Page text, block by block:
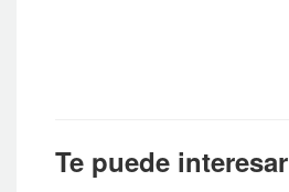
Te puede interesar